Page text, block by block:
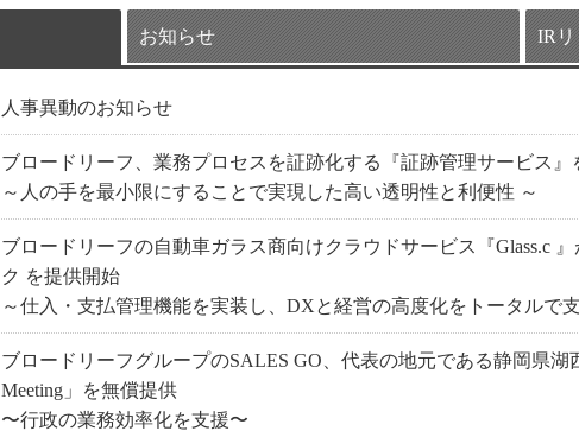
お知らせ IRリ
人事異動のお知らせ
ブロードリーフ、業務プロセスを証跡化する『証跡管理サービス』
～人の手を最小限にすることで実現した高い透明性と利便性 ～
ブロードリーフの自動車ガラス商向けクラウドサービス『Glass.c
ク を提供開始
～仕入・支払管理機能を実装し、DXと経営の高度化をトータルで
ブロードリーフグループのSALES GO、代表の地元である静岡県
Meeting」を無償提供
〜行政の業務効率化を支援〜